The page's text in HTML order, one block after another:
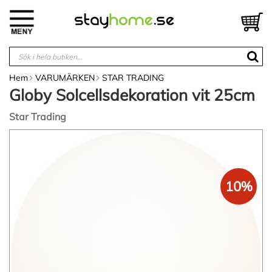
innehållet
Hem VARUMÄRKEN STAR TRADING
Globy Solcellsdekoration vit 25cm
Star Trading
10%